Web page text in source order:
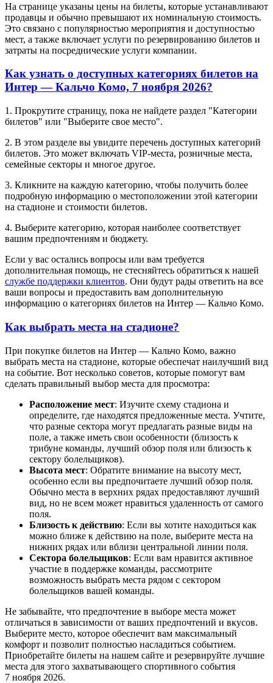
На странице указаны цены на билеты, которые устанавливают
продавцы и обычно превышают их номинальную стоимость.
Это связано с популярностью мероприятия и доступностью
мест, а также включает услуги по резервированию билетов и
затраты на посреднические услуги компании.
Как узнать о доступных категориях билетов на
Интер — Кальчо Комо, 7 ноября 2026?
1. Прокрутите страницу, пока не найдете раздел "Категории
билетов" или "Выберите свое место".
2. В этом разделе вы увидите перечень доступных категорий
билетов. Это может включать VIP-места, розничные места,
семейные секторы и многое другое.
3. Кликните на каждую категорию, чтобы получить более
подробную информацию о местоположении этой категории
на стадионе и стоимости билетов.
4. Выберите категорию, которая наиболее соответствует
вашим предпочтениям и бюджету.
Если у вас остались вопросы или вам требуется
дополнительная помощь, не стесняйтесь обратиться к нашей
службе поддержки клиентов. Они будут рады ответить на все
ваши вопросы и предоставить вам дополнительную
информацию о категориях билетов на Интер — Кальчо Комо.
Как выбрать места на стадионе?
При покупке билетов на Интер — Кальчо Комо, важно
выбрать места на стадионе, которые обеспечат наилучший вид
на событие. Вот несколько советов, которые помогут вам
сделать правильный выбор места для просмотра:
Расположение мест: Изучите схему стадиона и
определите, где находятся предложенные места. Учтите,
что разные сектора могут предлагать разные виды на
поле, а также иметь свои особенности (близость к
трибуне команды, лучший обзор поля или близость к
сектору болельщиков).
Высота мест: Обратите внимание на высоту мест,
особенно если вы предпочитаете лучший обзор поля.
Обычно места в верхних рядах предоставляют лучший
вид, но не всем может нравиться удаленность от самого
поля.
Близость к действию: Если вы хотите находиться как
можно ближе к действию на поле, выберите места на
нижних рядах или вблизи центральной линии поля.
Сектора болельщиков: Если вам нравится активное
участие в поддержке команды, рассмотрите
возможность выбрать места рядом с сектором
болельщиков вашей команды.
Не забывайте, что предпочтение в выборе места может
отличаться в зависимости от ваших предпочтений и вкусов.
Выберите место, которое обеспечит вам максимальный
комфорт и позволит полностью насладиться событием.
Приобретайте билеты на нашем сайте и резервируйте лучшие
места для этого захватывающего спортивного события
7 ноября 2026.